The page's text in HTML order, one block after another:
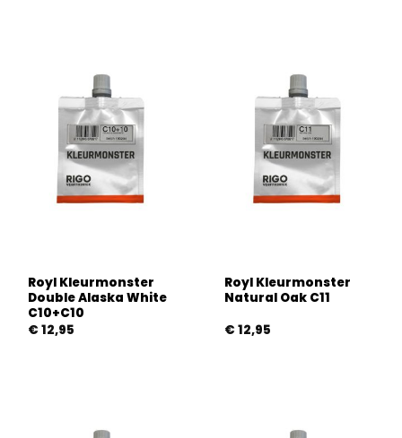
Royl Kleurmonster
Double Alaska White
C10+C10
€ 12,95
Royl Kleurmonster
Natural Oak C11
€ 12,95